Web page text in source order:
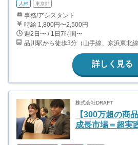
人材 東京都
事務/アシスタント
時給 1,800円〜2,500円
週2日〜 / 1日7時間〜
詳しく見る
株式会社DRAFT
【300万超の商
成長市場＝超実